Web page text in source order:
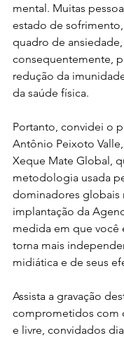
mental. Muitas
estado de
quadro de ansiedade,
consequentemente,
redução da
da saúde física.
Portanto, convidei o
Antônio Peixoto
Xeque Mate Global,
metodologia usada
dominadores globais
implantação da
medida em que você
torna mais
midiática e de seus
Assista a gravação
comprometidos com
e livre, convidados